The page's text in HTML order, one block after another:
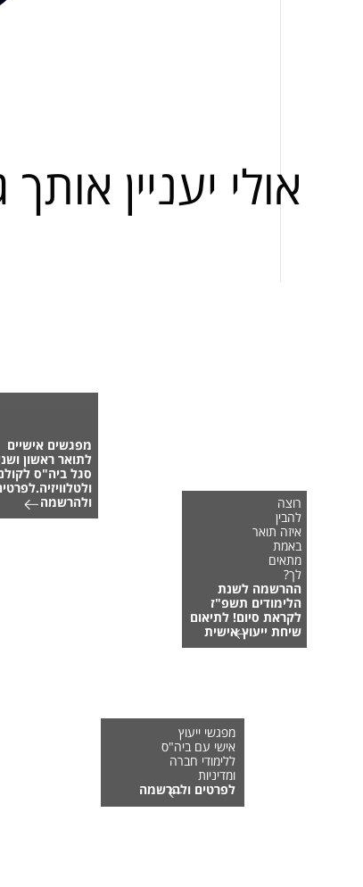
אולי יעניין
רוצה
להבין
איזה תואר
באמת
מתאים
לך?
ההרשמה לשנת
הלימודים תשפ"ז
לקראת סיום! לתיאום
שיחת ייעוץ אישית
מפגשים אישיים
לתואר ראשון
סגל ביה"ס
ולהרשמה
מפגשי ייעוץ
אישי עם ביה"ס
ללימודי חברה
ומדיניות
לפרטים ולהרשמה